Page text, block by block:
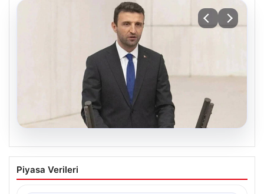
07.08.2026
AKP’li isimden skandal sözler! Barınma
sorunundan gençleri sorumlu tuttu
Piyasa Verileri